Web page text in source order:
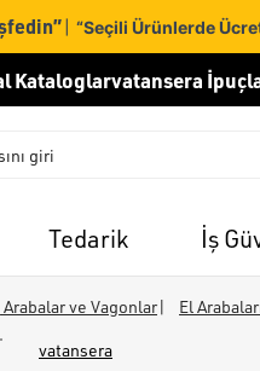
| “Seçili Ürünlerde
Kataloglarvatansera
Tedarik İş
Arabalar ve Vagonlar| El
vatansera